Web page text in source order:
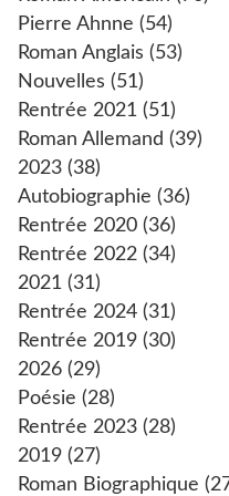
Pierre Ahnne (54)
Roman Anglais (53)
Nouvelles (51)
Rentrée 2021 (51)
Roman Allemand (39)
2023 (38)
Autobiographie (36)
Rentrée 2020 (36)
Rentrée 2022 (34)
2021 (31)
Rentrée 2024 (31)
Rentrée 2019 (30)
2026 (29)
Poésie (28)
Rentrée 2023 (28)
2019 (27)
Roman Biographique